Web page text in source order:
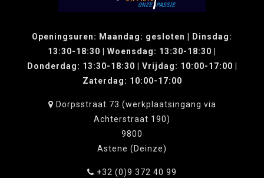
Openingsuren: Maandag: gesloten | Dinsdag:
13:30-18:30 | Woensdag: 13:30-18:30 |
Donderdag: 13:30-18:30 | Vrijdag: 10:00-17:00 |
Zaterdag: 10:00-17:00
Dorpsstraat 73 (werkplaatsingang via
Achterstraat 190)
9800
Astene (Deinze)
+32 (0)9 372 40 99